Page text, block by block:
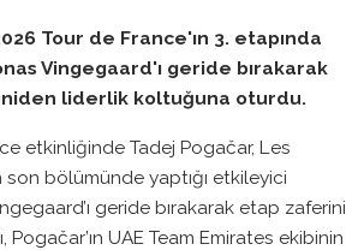
Tour de France'ın 3. etapında
Vingegaard'ı geride bırakarak
liderlik koltuğuna oturdu.
etkinliğinde Tadej Pogačar, Les
bölümünde yaptığı etkileyici
geride bırakarak etap zaferini
Pogačar’ın UAE Team Emirates ekibinin